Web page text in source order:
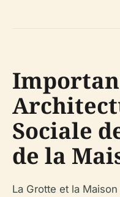
Sociale
de la
La Grotte et la